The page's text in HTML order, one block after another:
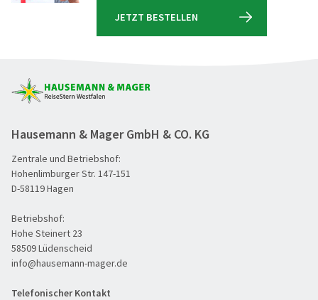
JETZT BESTELLEN
Hausemann & Mager GmbH & CO. KG
Zentrale und Betriebshof:
Hohenlimburger Str. 147-151
D-58119 Hagen
Betriebshof:
Hohe Steinert 23
58509 Lüdenscheid
info@hausemann-mager.de
Telefonischer Kontakt